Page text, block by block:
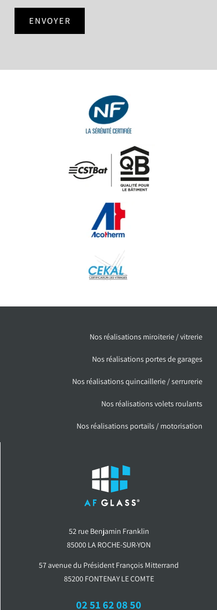
Nos réalisations miroiterie / vitrerie
Nos réalisations portes de garages
Nos réalisations quincaillerie / serrurerie
Nos réalisations volets roulants
Nos réalisations portails / motorisation
52 rue Benjamin Franklin
85000 LA ROCHE-SUR-YON
57 avenue du Président François Mitterrand
85200 FONTENAY LE COMTE
02 51 62 08 50